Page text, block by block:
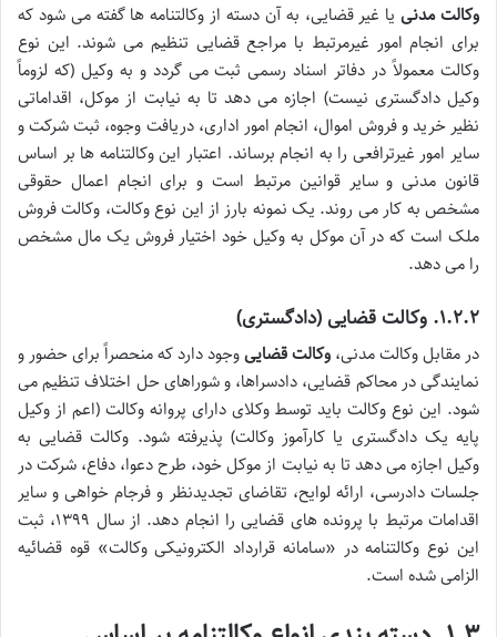
وکالت مدنییا غیر قضایی، به آن دسته از وکالتنامه ها گفته می شود که
برای انجام امور غیرمرتبط با مراجع قضایی تنظیم می شوند. این نوع
وکالت معمولاً در دفاتر اسناد رسمی ثبت می گردد و به وکیل (که لزوماً
وکیل دادگستری نیست) اجازه می دهد تا به نیابت از موکل، اقداماتی
نظیر خرید و فروش اموال، انجام امور اداری، دریافت وجوه، ثبت شرکت و
سایر امور غیرترافعی را به انجام برساند. اعتبار این وکالتنامه ها بر اساس
قانون مدنی و سایر قوانین مرتبط است و برای انجام اعمال حقوقی
مشخص به کار می روند. یک نمونه بارز از این نوع وکالت، وکالت فروش
ملک است که در آن موکل به وکیل خود اختیار فروش یک مال مشخص
را می دهد.
۱.۲.۲. وکالت قضایی (دادگستری)
در مقابل وکالت مدنی، وکالت قضاییوجود دارد که منحصراً برای حضور و
نمایندگی در محاکم قضایی، دادسراها، و شوراهای حل اختلاف تنظیم می
شود. این نوع وکالت باید توسط وکلای دارای پروانه وکالت (اعم از وکیل
پایه یک دادگستری یا کارآموز وکالت) پذیرفته شود. وکالت قضایی به
وکیل اجازه می دهد تا به نیابت از موکل خود، طرح دعوا، دفاع، شرکت در
جلسات دادرسی، ارائه لوایح، تقاضای تجدیدنظر و فرجام خواهی و سایر
اقدامات مرتبط با پرونده های قضایی را انجام دهد. از سال ۱۳۹۹، ثبت
این نوع وکالتنامه در «سامانه قرارداد الکترونیکی وکالت» قوه قضائیه
الزامی شده است.